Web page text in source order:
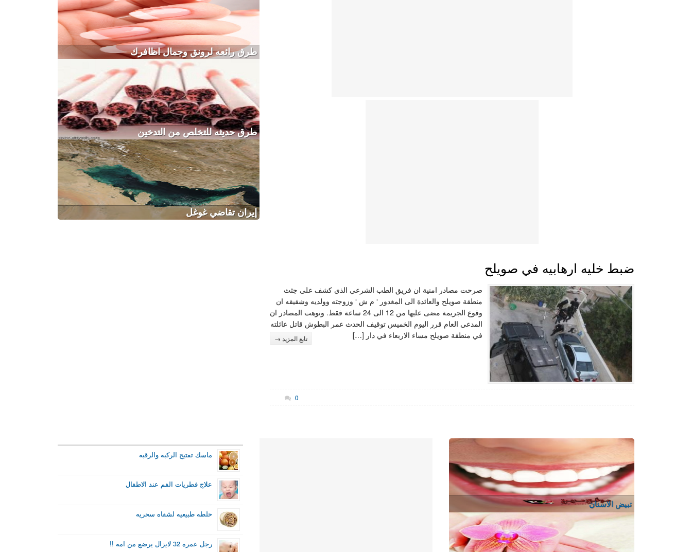
ضبط خليه ارهابيه في صويلح
صرحت مصادر امنية ان فريق الطب الشرعي الذي كشف على جثث
منطقة صويلح والعائدة الى المغدور ‘ م ش ‘ وزوجته وولديه وشقيقه ان
وقوع الجريمة مضى عليها من 12 الى 24 ساعة فقط. ونوهت المصادر ان
المدعي العام قرر اليوم الخميس توقيف الحدث عمر البطوش قاتل عائلته
في منطقة صويلح مساء الاربعاء في دار […]
تابع المزيد →
0
طرق رائعه لرونق وجمال اظافرك
طرق حديثه للتخلص من التدخين
إيران تقاضي غوغل
تبيض الاسنان
ماسك تفتيح الركبه والرقبه
علاج فطريات الفم عند الاطفال
خلطه طبيعيه لشفاه سحريه
رجل عمره 32 لايزال يرضع من امه !!